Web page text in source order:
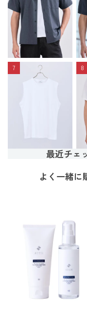
7 8
最近チェ
よく一緒に